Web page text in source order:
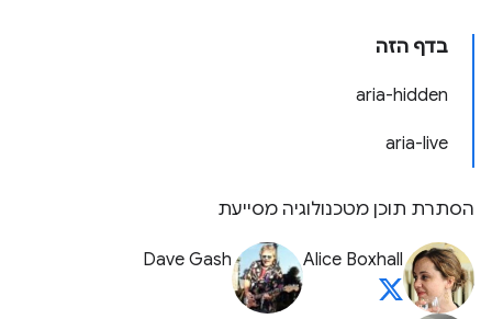
בדף הזה
aria-hidden
aria-live
הסתרת תוכן מטכנולוגיה מסייעת
Alice Boxhall
Dave Gash